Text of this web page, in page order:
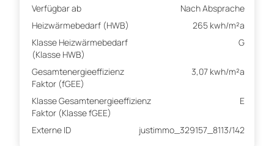
Verfügbar ab
Nach Absprache
Heizwärmebedarf (HWB)
265 kwh/m²a
Klasse Heizwärmebedarf
(Klasse HWB)
G
Gesamtenergieeffizienz
Faktor (fGEE)
3,07 kwh/m²a
Klasse Gesamtenergieeffizienz
Faktor (Klasse fGEE)
E
Externe ID justimmo_329157_8113/142